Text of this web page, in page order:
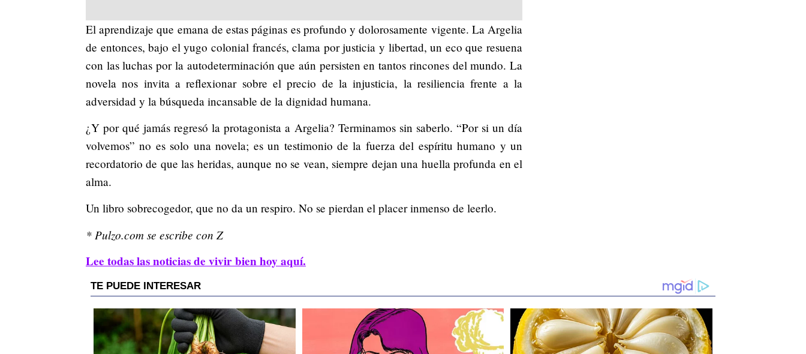
El aprendizaje que emana de estas páginas es profundo y dolorosamente vigente. La Argelia
de entonces, bajo el yugo colonial francés, clama por justicia y libertad, un eco que resuena
con las luchas por la autodeterminación que aún persisten en tantos rincones del mundo. La
novela nos invita a reflexionar sobre el precio de la injusticia, la resiliencia frente a la
adversidad y la búsqueda incansable de la dignidad humana.
¿Y por qué jamás regresó la protagonista a Argelia? Terminamos sin saberlo. “Por si un día
volvemos” no es solo una novela; es un testimonio de la fuerza del espíritu humano y un
recordatorio de que las heridas, aunque no se vean, siempre dejan una huella profunda en el
alma.
Un libro sobrecogedor, que no da un respiro. No se pierdan el placer inmenso de leerlo.
* Pulzo.com se escribe con Z
Lee todas las noticias de vivir bien hoy aquí.